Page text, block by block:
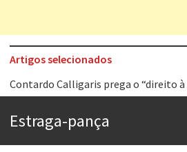
Artigos selecionados
Contardo Calligaris prega o “direito
Os causos de Jorge Luis Borges
Estraga-pança